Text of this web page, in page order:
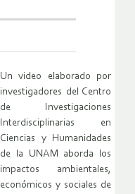
Un video elaborado por
investigadores del Centro
de Investigaciones
Interdisciplinarias en
Ciencias y Humanidades
de la UNAM aborda los
impactos ambientales,
económicos y sociales de